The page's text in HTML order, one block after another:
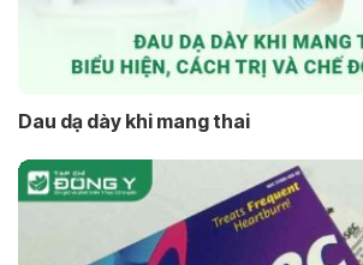
Dau dạ dày khi mang thai